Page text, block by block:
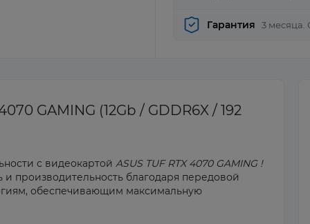
Гарантия 3 месяца.
GAMING (12Gb / GDDR6X / 192
с видеокартой ASUS TUF RTX 4070 GAMING !
производительность благодаря передовой
обеспечивающим максимальную